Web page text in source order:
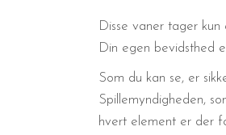
Disse vaner tager
Din egen bevidsthed
Som du kan se, er
Spillemyndigheden,
hvert element er der